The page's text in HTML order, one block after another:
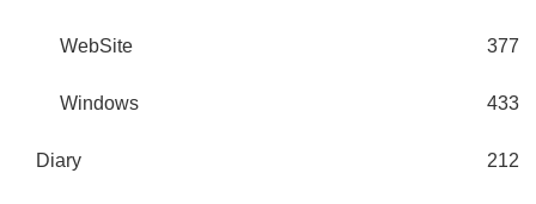
WebSite 377
Windows 433
Diary 212